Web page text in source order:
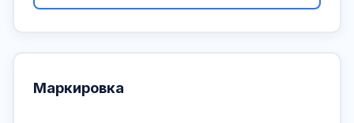
Маркировка